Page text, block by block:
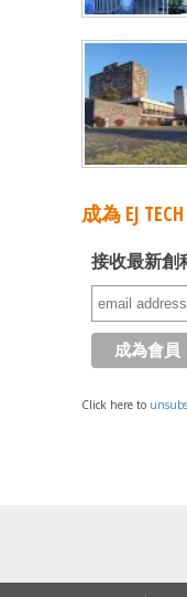
成為 EJ
接收最新創
Click here to